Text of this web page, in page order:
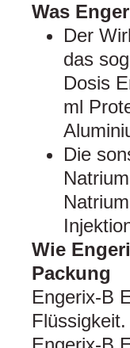
Was
Der
das
Dosis
ml
Die
Wie
Packung
Engerix-B
Flüssigkeit.